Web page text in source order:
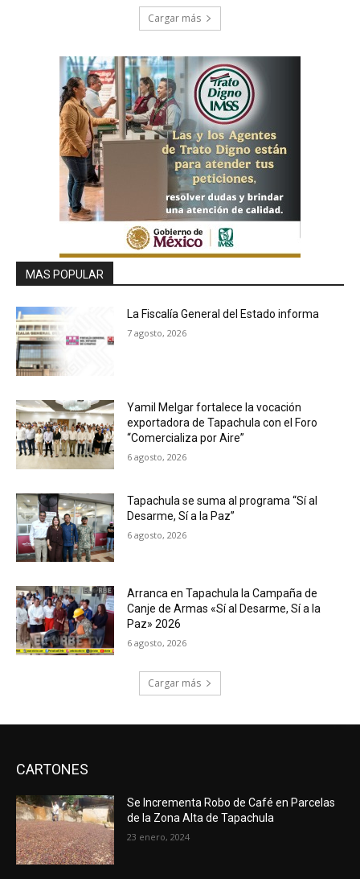
Cargar más
MAS POPULAR
La Fiscalía General del Estado informa
7 agosto, 2026
Yamil Melgar fortalece la vocación
exportadora de Tapachula con el Foro
“Comercializa por Aire”
6 agosto, 2026
Tapachula se suma al programa “Sí al
Desarme, Sí a la Paz”
6 agosto, 2026
Arranca en Tapachula la Campaña de
Canje de Armas «Sí al Desarme, Sí a la
Paz» 2026
6 agosto, 2026
Cargar más
CARTONES
Se Incrementa Robo de Café en Parcelas
de la Zona Alta de Tapachula
23 enero, 2024